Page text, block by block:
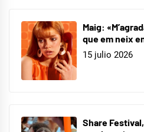
Maig:
que em neix
15 julio 2026
Share